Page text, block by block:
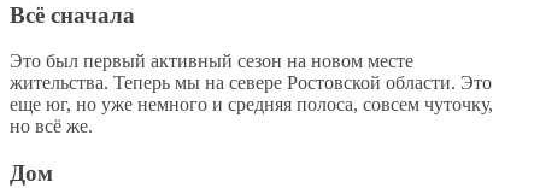
Всё сначала
Это был первый активный сезон на новом месте
жительства. Теперь мы на севере Ростовской области. Это
еще юг, но уже немного и средняя полоса, совсем чуточку,
но всё же.
Дом